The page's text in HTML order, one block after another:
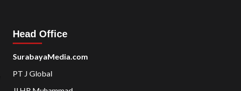
Head Office
SurabayaMedia.com
PT J Global